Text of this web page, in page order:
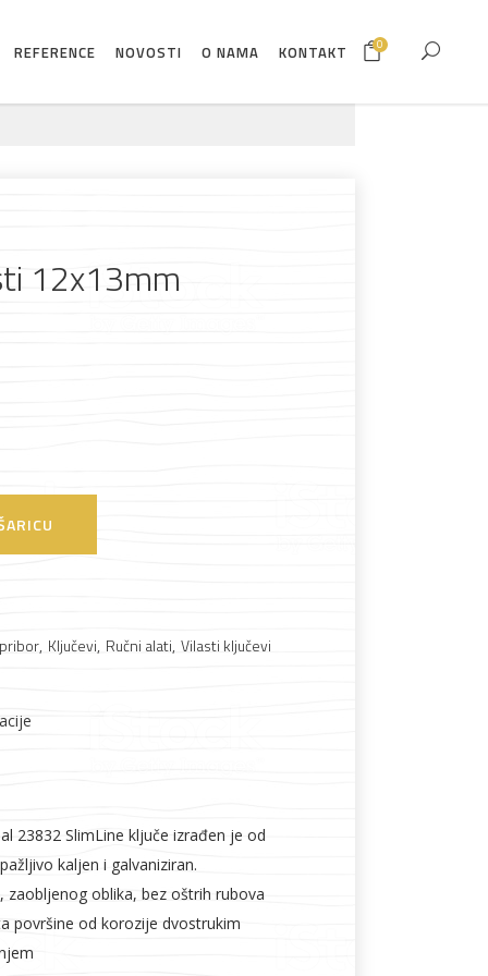
Vijčana roba
REFERENCE NOVOSTI O NAMA KONTAKT 0
12x13mm
, Ključevi, Ručni alati, Vilasti ključevi
23832 SlimLine ključe izrađen je od
kaljen i galvaniziran.
zaobljenog oblika, bez oštrih rubova
površine od korozije dvostrukim